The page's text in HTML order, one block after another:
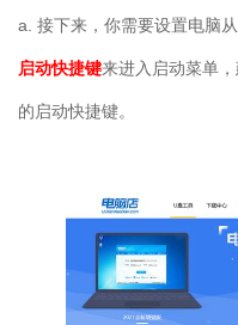
a. 接下来，你需要设置电脑
启动快捷键来进入启动菜单
的启动快捷键。